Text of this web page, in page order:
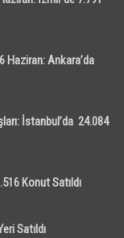
Haziran: Ankara’da
İstanbul’da 24.084
Konut Satıldı
Satıldı